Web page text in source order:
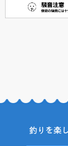
釣りを楽